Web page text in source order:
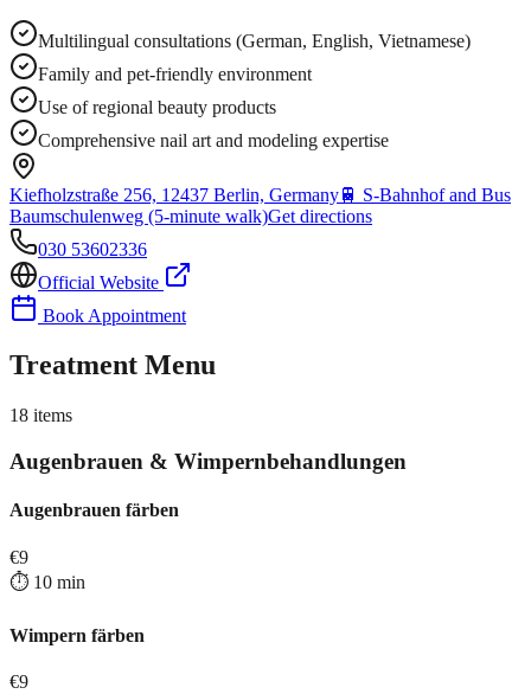
Multilingual consultations (German, English, Vietnamese)
Family and pet-friendly environment
Use of regional beauty products
Comprehensive nail art and modeling expertise
Kiefholzstraße 256, 12437 Berlin, Germany🚆 S-Bahnhof and Bus
Baumschulenweg (5-minute walk)Get directions
030 53602336
Official Website
Book Appointment
Treatment Menu
18 items
Augenbrauen & Wimpernbehandlungen
Augenbrauen färben
€9
⏱️ 10 min
Wimpern färben
€9